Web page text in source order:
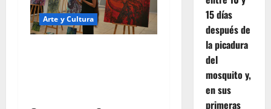
Arte y Cultura
15 días
después de
la picadura
del
mosquito y,
en sus
primeras